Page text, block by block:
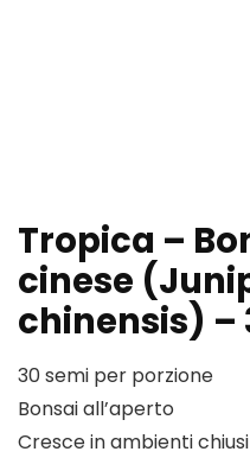
Tropica –
cinese
chinensis) –
30 semi per porzione
Bonsai all’aperto
Cresce in ambienti